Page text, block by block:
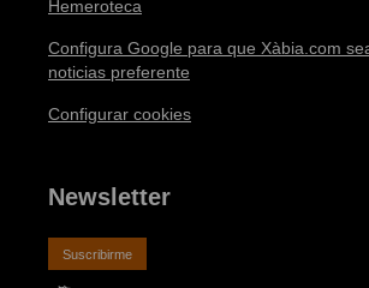
Hemeroteca
Configura Google para que Xàbia.com
noticias preferente
Configurar cookies
Newsletter
Suscribirme